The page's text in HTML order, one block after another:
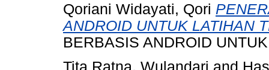
Qoriani Widayati, Qori
ANDROID UNTUK LATIHAN
BERBASIS ANDROID
Tita Ratna, Wulandari and